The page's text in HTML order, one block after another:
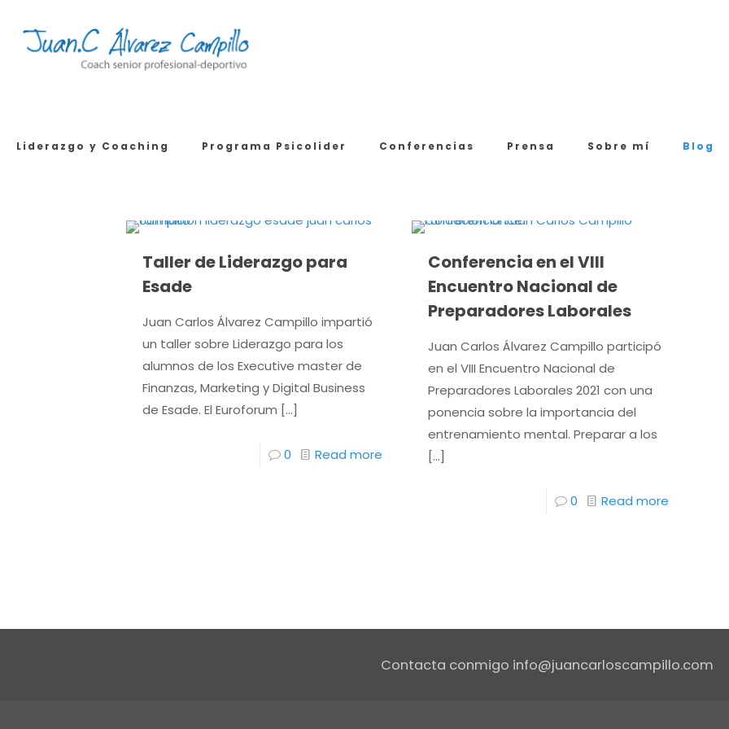
Liderazgo y Coaching Programa Psicolider Conferencias Prensa Sobre mí Blog
Taller de Liderazgo para
Esade
Juan Carlos Álvarez Campillo impartió
un taller sobre Liderazgo para los
alumnos de los Executive master de
Finanzas, Marketing y Digital Business
de Esade. El Euroforum […]
0 Read more
Conferencia en el VIII
Encuentro Nacional de
Preparadores Laborales
Juan Carlos Álvarez Campillo participó
en el VIII Encuentro Nacional de
Preparadores Laborales 2021 con una
ponencia sobre la importancia del
entrenamiento mental. Preparar a los
[…]
0 Read more
Contacta conmigo info@juancarloscampillo.com